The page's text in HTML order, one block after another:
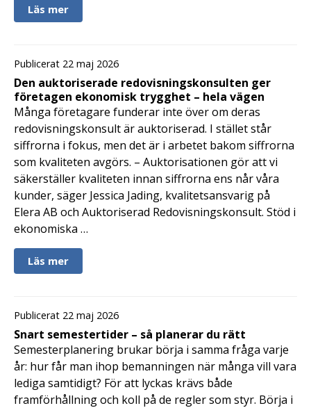
Läs mer
Publicerat 22 maj 2026
Den auktoriserade redovisningskonsulten ger
företagen ekonomisk trygghet – hela vägen
Många företagare funderar inte över om deras
redovisningskonsult är auktoriserad. I stället står
siffrorna i fokus, men det är i arbetet bakom siffrorna
som kvaliteten avgörs. – Auktorisationen gör att vi
säkerställer kvaliteten innan siffrorna ens når våra
kunder, säger Jessica Jading, kvalitetsansvarig på
Elera AB och Auktoriserad Redovisningskonsult. Stöd i
ekonomiska …
Läs mer
Publicerat 22 maj 2026
Snart semestertider – så planerar du rätt
Semesterplanering brukar börja i samma fråga varje
år: hur får man ihop bemanningen när många vill vara
lediga samtidigt? För att lyckas krävs både
framförhållning och koll på de regler som styr. Börja i